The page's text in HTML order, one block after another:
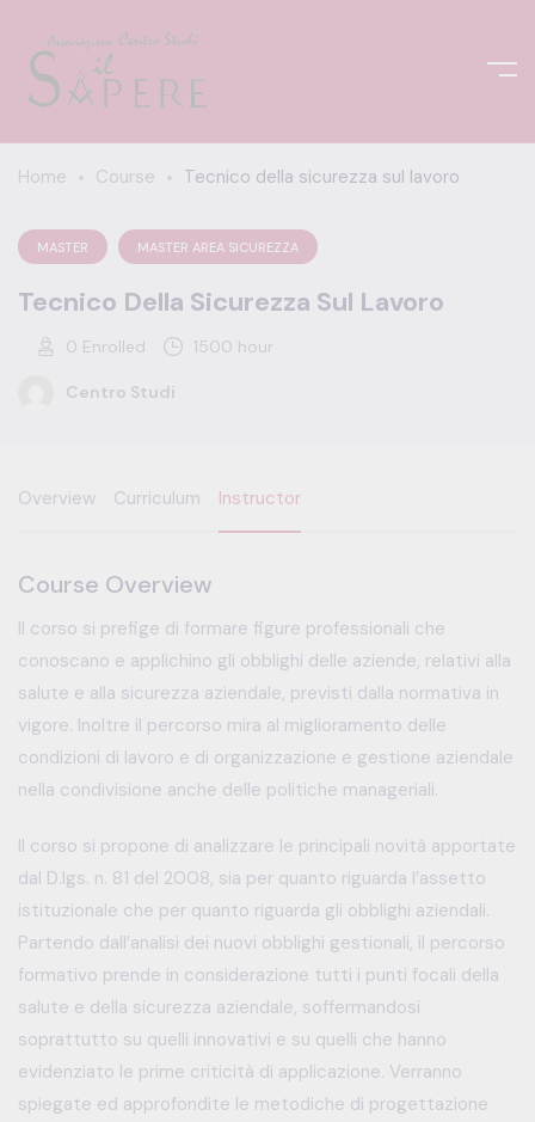
Home Course Tecnico della sicurezza sul lavoro
MASTER MASTER AREA SICUREZZA
Tecnico Della Sicurezza Sul Lavoro
0 Enrolled 1500 hour
Centro Studi
Overview Curriculum Instructor
Course Overview
Il corso si prefige di formare figure professionali che
conoscano e applichino gli obblighi delle aziende, relativi alla
salute e alla sicurezza aziendale, previsti dalla normativa in
vigore. Inoltre il percorso mira al miglioramento delle
condizioni di lavoro e di organizzazione e gestione aziendale
nella condivisione anche delle politiche manageriali.
Il corso si propone di analizzare le principali novità apportate
dal D.lgs. n. 81 del 2008, sia per quanto riguarda l’assetto
istituzionale che per quanto riguarda gli obblighi aziendali.
Partendo dall’analisi dei nuovi obblighi gestionali, il percorso
formativo prende in considerazione tutti i punti focali della
salute e della sicurezza aziendale, soffermandosi
soprattutto su quelli innovativi e su quelli che hanno
evidenziato le prime criticità di applicazione. Verranno
spiegate ed approfondite le metodiche di progettazione